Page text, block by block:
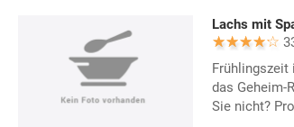
Lachs mit
Frühlingszeit
das Geheim-
Sie nicht?